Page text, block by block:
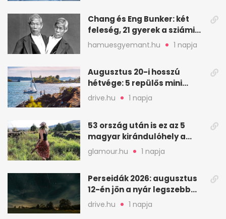
Chang és Eng Bunker: két
feleség, 21 gyerek a sziámi
ikrek életében
hamuesgyemant.hu 1 napja
Augusztus 20-i hosszú
hétvége: 5 repülős mini
nyaralás 0 szabadsággal
drive.hu 1 napja
53 ország után is ez az 5
magyar kirándulóhely a
kedvencem
glamour.hu 1 napja
Perseidák 2026: augusztus
12-én jön a nyár legszebb
csillaghullása
drive.hu 1 napja